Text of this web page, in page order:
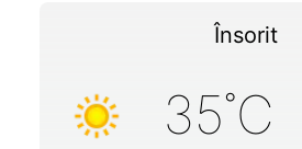
Însorit
35˚C